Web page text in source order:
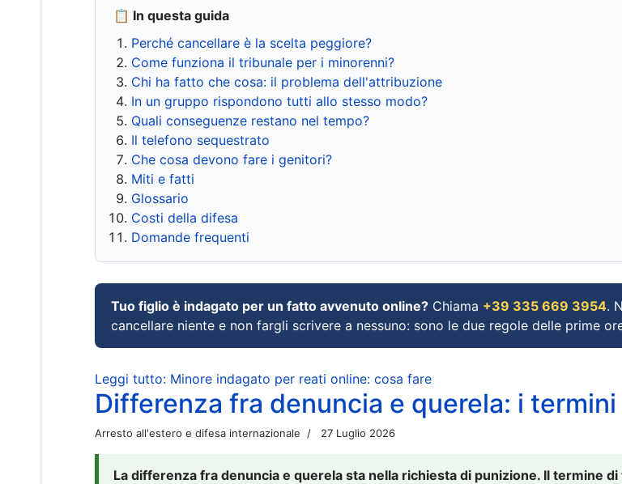
📋 In questa guida
Perché cancellare è la scelta peggiore?
Come funziona il tribunale per i minorenni?
Chi ha fatto che cosa: il problema dell'attribuzione
In un gruppo rispondono tutti allo stesso modo?
Quali conseguenze restano nel tempo?
Il telefono sequestrato
Che cosa devono fare i genitori?
Miti e fatti
Glossario
Costi della difesa
Domande frequenti
Tuo figlio è indagato per un fatto avvenuto online? Chiama +39 335 669 3954.
cancellare niente e non fargli scrivere a nessuno: sono le due regole delle prime
Leggi tutto: Minore indagato per reati online: cosa fare
Differenza fra denuncia e querela: i termini
Arresto all'estero e difesa internazionale 27 Luglio 2026
La differenza fra denuncia e querela sta nella richiesta di punizione. Il termine di